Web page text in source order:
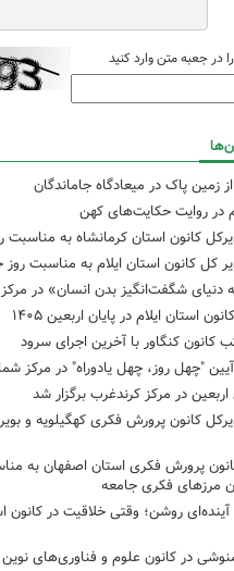
در جعبه متن وارد کنید
زمین پاک در میعادگاه جاماندگان
در روایت حکایت‌های کهن
کانون استان کرمانشاه به مناسبت
کل کانون استان ایلام به مناسبت روز
دنیای شگفت‌انگیز بدن انسان» در مرکز
استان ایلام در پایان اربعین ۱۴۰۵
کانون کنگاور با آخرین اجرای سرود
روز، چهل یادوراه" در مرکز شماره ۳کانون
اربعین در مرکز کرندغرب برگزار شد
کانون پرورش فکری کهگیلویه و
پرورش فکری استان اصفهان به
مرزهای فکری جامعه
آینده‌ای روشن؛ وقتی خلاقیت در
در کانون علوم و فناوری‌های